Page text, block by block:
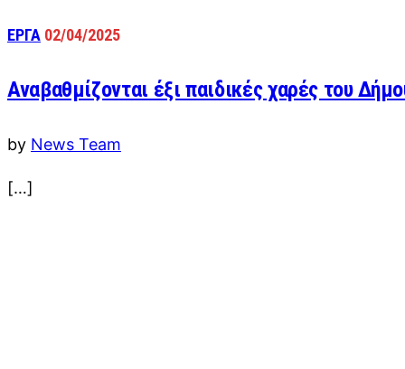
ΕΡΓΑ 02/04/2025
Αναβαθμίζονται έξι παιδικές χαρές του
by News Team
[…]